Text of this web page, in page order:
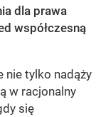
dla prawa
współczesną
nie tylko nadąży
w racjonalny
się